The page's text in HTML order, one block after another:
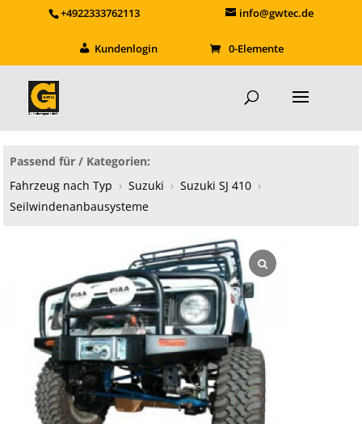
+4922333762113 info@gwtec.de
Kundenlogin 0-Elemente
Passend für / Kategorien:
Fahrzeug nach Typ › Suzuki › Suzuki SJ 410 ›
Seilwindenanbausysteme